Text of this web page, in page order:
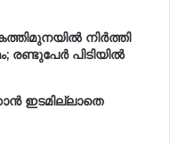
നിർത്തി
രണ്ടുപേർ പിടിയിൽ
ഇടമില്ലാതെ